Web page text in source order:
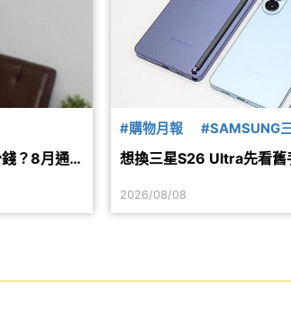
？8月通路
#購物月報 #SAMSUNG
想換三星S26 Ultra先看舊
2026/08/08